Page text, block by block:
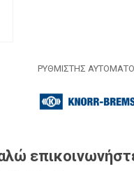
ΡΥΘΜΙΣΤΗΣ